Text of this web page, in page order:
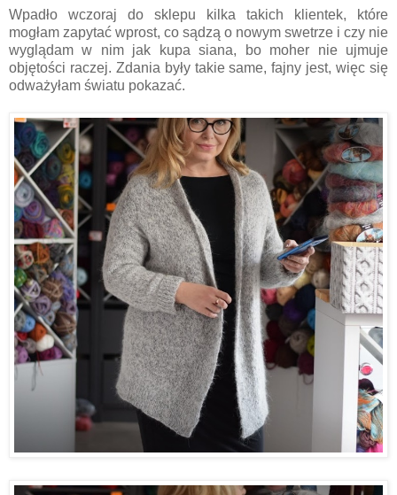
Wpadło wczoraj do sklepu kilka takich klientek, które
mogłam zapytać wprost, co sądzą o nowym swetrze i czy nie
wyglądam w nim jak kupa siana, bo moher nie ujmuje
objętości raczej. Zdania były takie same, fajny jest, więc się
odważyłam światu pokazać.